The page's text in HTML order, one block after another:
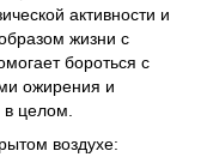
активности и
жизни с
бороться с
ожирения и
целом.
воздухе: